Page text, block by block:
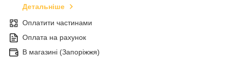
Детальніше
Оплатити частинами
Оплата на рахунок
В магазині (Запоріжжя)